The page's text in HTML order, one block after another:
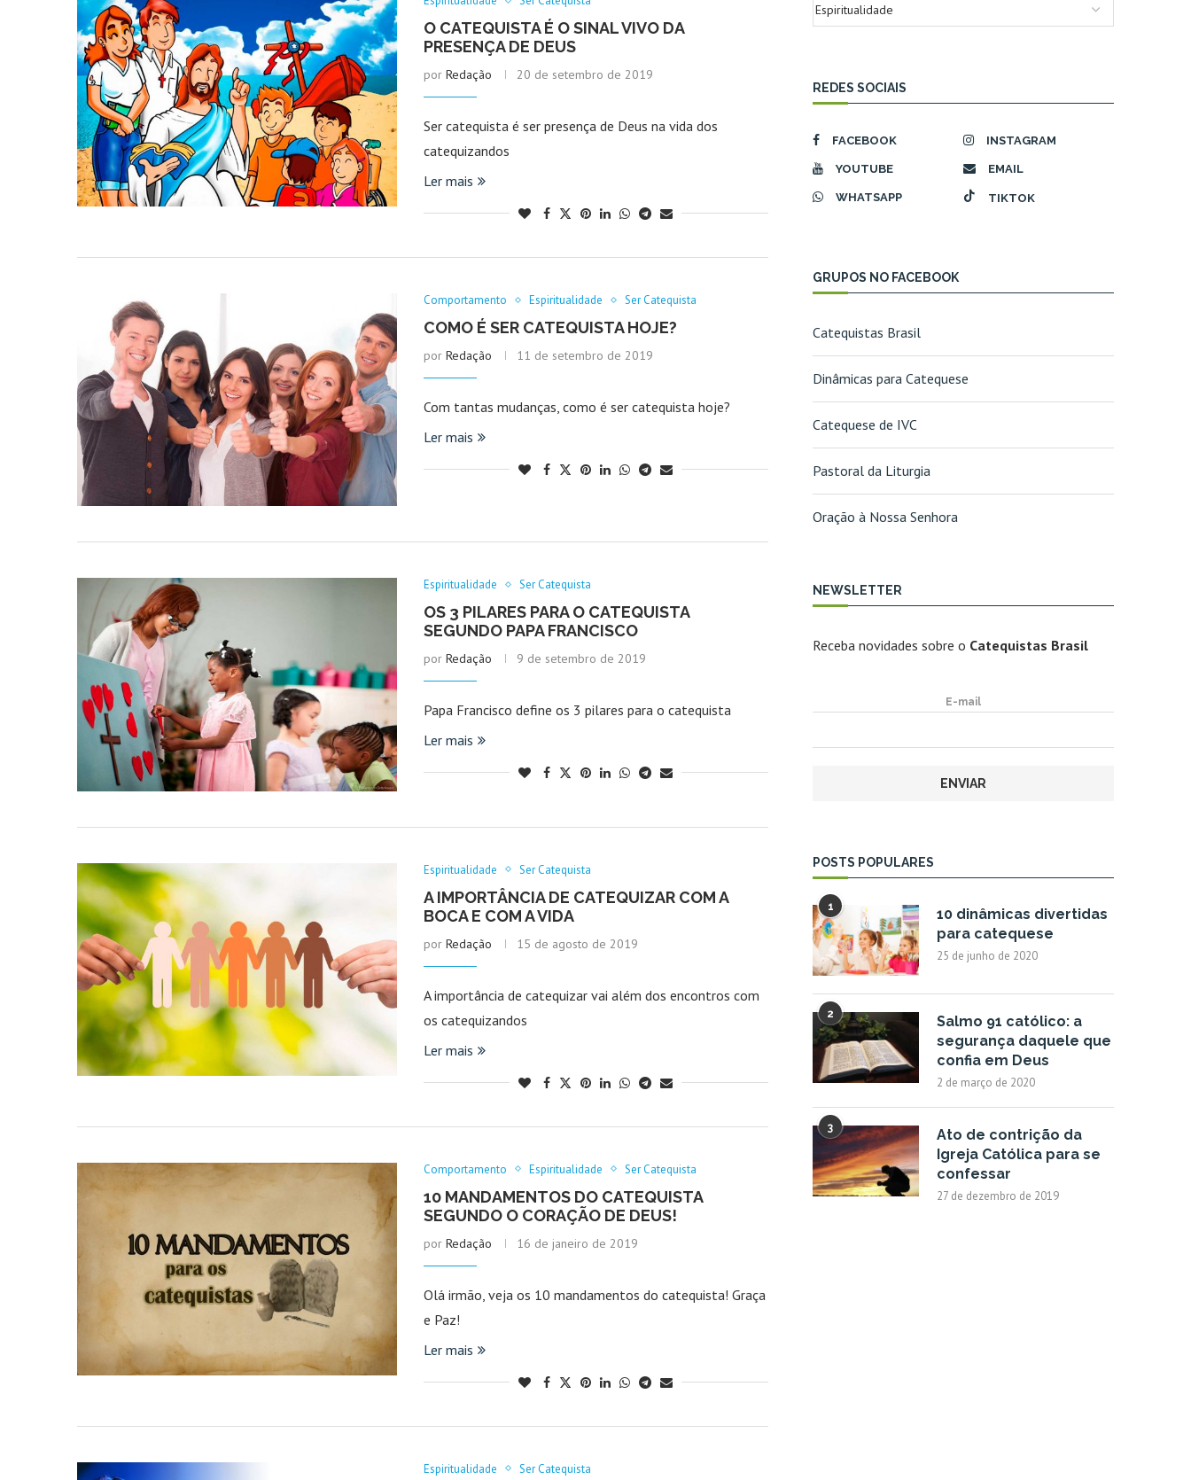
O CATEQUISTA É O SINAL VIVO DA
PRESENÇA DE DEUS
por Redação 20 de setembro de 2019
Ser catequista é ser presença de Deus na vida dos
catequizandos
Ler mais
Comportamento Espiritualidade Ser Catequista
COMO É SER CATEQUISTA HOJE?
por Redação 11 de setembro de 2019
Com tantas mudanças, como é ser catequista hoje?
Ler mais
Espiritualidade Ser Catequista
OS 3 PILARES PARA O CATEQUISTA
SEGUNDO PAPA FRANCISCO
por Redação 9 de setembro de 2019
Papa Francisco define os 3 pilares para o catequista
Ler mais
Espiritualidade Ser Catequista
A IMPORTÂNCIA DE CATEQUIZAR COM A
BOCA E COM A VIDA
por Redação 15 de agosto de 2019
A importância de catequizar vai além dos encontros com
os catequizandos
Ler mais
Comportamento Espiritualidade Ser Catequista
10 MANDAMENTOS DO CATEQUISTA
SEGUNDO O CORAÇÃO DE DEUS!
por Redação 16 de janeiro de 2019
Olá irmão, veja os 10 mandamentos do catequista! Graça
e Paz!
Ler mais
Espiritualidade Ser Catequista
REDES SOCIAIS
FACEBOOK INSTAGRAM
YOUTUBE EMAIL
WHATSAPP TIKTOK
GRUPOS NO FACEBOOK
Catequistas Brasil
Dinâmicas para Catequese
Catequese de IVC
Pastoral da Liturgia
Oração à Nossa Senhora
NEWSLETTER
Receba novidades sobre o Catequistas Brasil
E-mail
POSTS POPULARES
1
10 dinâmicas divertidas
para catequese
25 de junho de 2020
2
Salmo 91 católico: a
segurança daquele que
confia em Deus
2 de março de 2020
3
Ato de contrição da
Igreja Católica para se
confessar
27 de dezembro de 2019